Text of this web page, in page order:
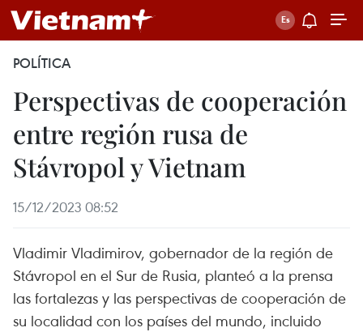
POLÍTICA
Perspectivas de cooperación
entre región rusa de
Stávropol y Vietnam
15/12/2023 08:52
Vladimir Vladimirov, gobernador de la región de
Stávropol en el Sur de Rusia, planteó a la prensa
las fortalezas y las perspectivas de cooperación de
su localidad con los países del mundo, incluido